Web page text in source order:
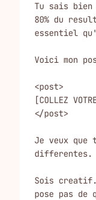
Tu sais bien
80% du
essentiel
Voici mon
<post>
[COLLEZ
</post>
Je veux que
differentes.
Sois
pose pas de